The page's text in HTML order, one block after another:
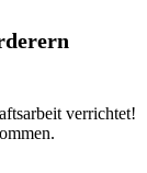
verrichtet!